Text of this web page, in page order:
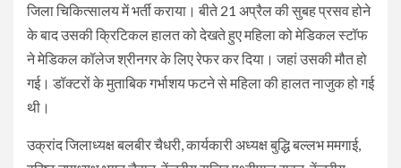
जिला चिकित्सालय में भर्ती कराया। बीते 21 अप्रैल की सुबह प्रसव होने
के बाद उसकी क्रिटिकल हालत को देखते हुए महिला को मेडिकल स्टॉफ
ने मेडिकल कॉलेज श्रीनगर के लिए रेफर कर दिया। जहां उसकी मौत हो
गई। डॉक्टरों के मुताबिक गर्भाशय फटने से महिला की हालत नाजुक हो गई
थी।
उक्रांद जिलाध्यक्ष बलबीर चैधरी, कार्यकारी अध्यक्ष बुद्धि बल्लभ ममगाई,